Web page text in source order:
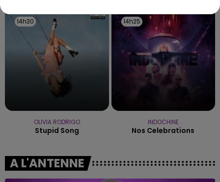
14h30
14h30
OLIVIA RODRIGO
Stupid Song
14h25
14h25
INDOCHINE
Nos Celebrations
A L'ANTENNE